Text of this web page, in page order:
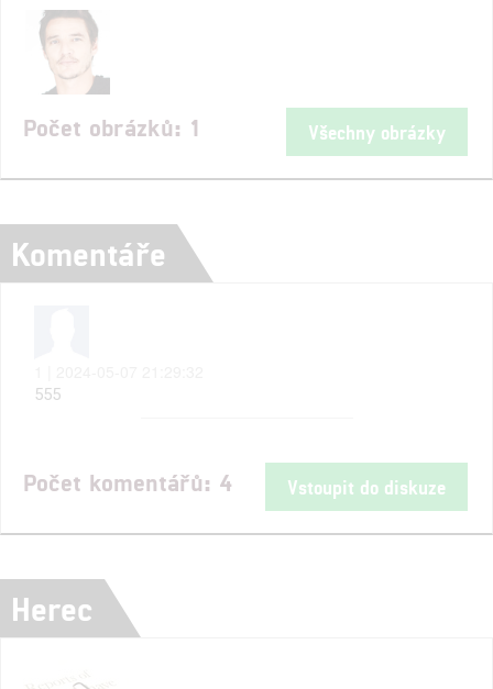
Počet obrázků: 1 Všechny obrázky
Komentáře
555
Počet komentářů: 4 Vstoupit do diskuze
Herec